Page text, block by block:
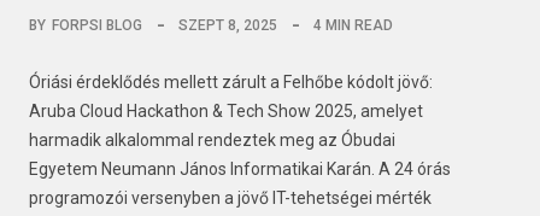
BY FORPSI BLOG SZEPT 8, 2025 4 MIN READ
Óriási érdeklődés mellett zárult a Felhőbe kódolt jövő:
Aruba Cloud Hackathon & Tech Show 2025, amelyet
harmadik alkalommal rendeztek meg az Óbudai
Egyetem Neumann János Informatikai Karán. A 24 órás
programozói versenyben a jövő IT-tehetségei mérték